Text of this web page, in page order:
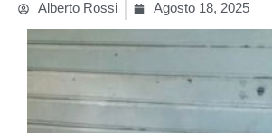
Alberto Rossi Agosto 18, 2025